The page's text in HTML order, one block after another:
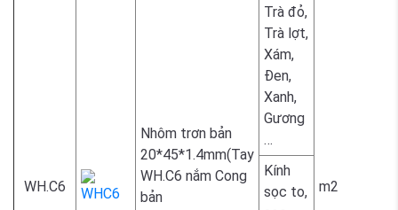
WH.C6
Nhôm trơn bản
20*45*1.4mm(Tay
WH.C6 nắm Cong
bản
m2
Trà đỏ,
Trà lợt,
Xám,
Đen,
Xanh,
Gương
…
Kính
sọc to,